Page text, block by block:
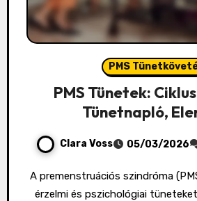
PMS
PMS Tünetek:
Tünetnapló,
Clara Voss 05/03/2026
A premenstruációs szindróma (PMS) különféle fizikai,
érzelmi és pszichológiai